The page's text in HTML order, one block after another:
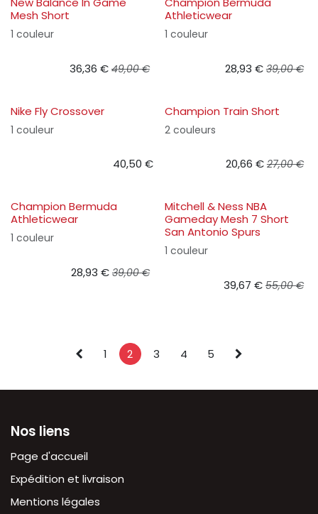
Mesh Short
1 couleur
36,36 € 49,00€
Athleticwear
1 couleur
28,93 € 39,00€
Nike Fly Crossover
1 couleur
40,50 €
Champion Train Short
2 couleurs
20,66 € 27,00€
Champion Bermuda
Athleticwear
1 couleur
28,93 € 39,00€
Mitchell & Ness NBA
Gameday Mesh 7 Short
San Antonio Spurs
1 couleur
39,67 € 55,00€
1 2 3 4 5
Nos liens
Page d'accueil
Expédition et livraison
Mentions légales